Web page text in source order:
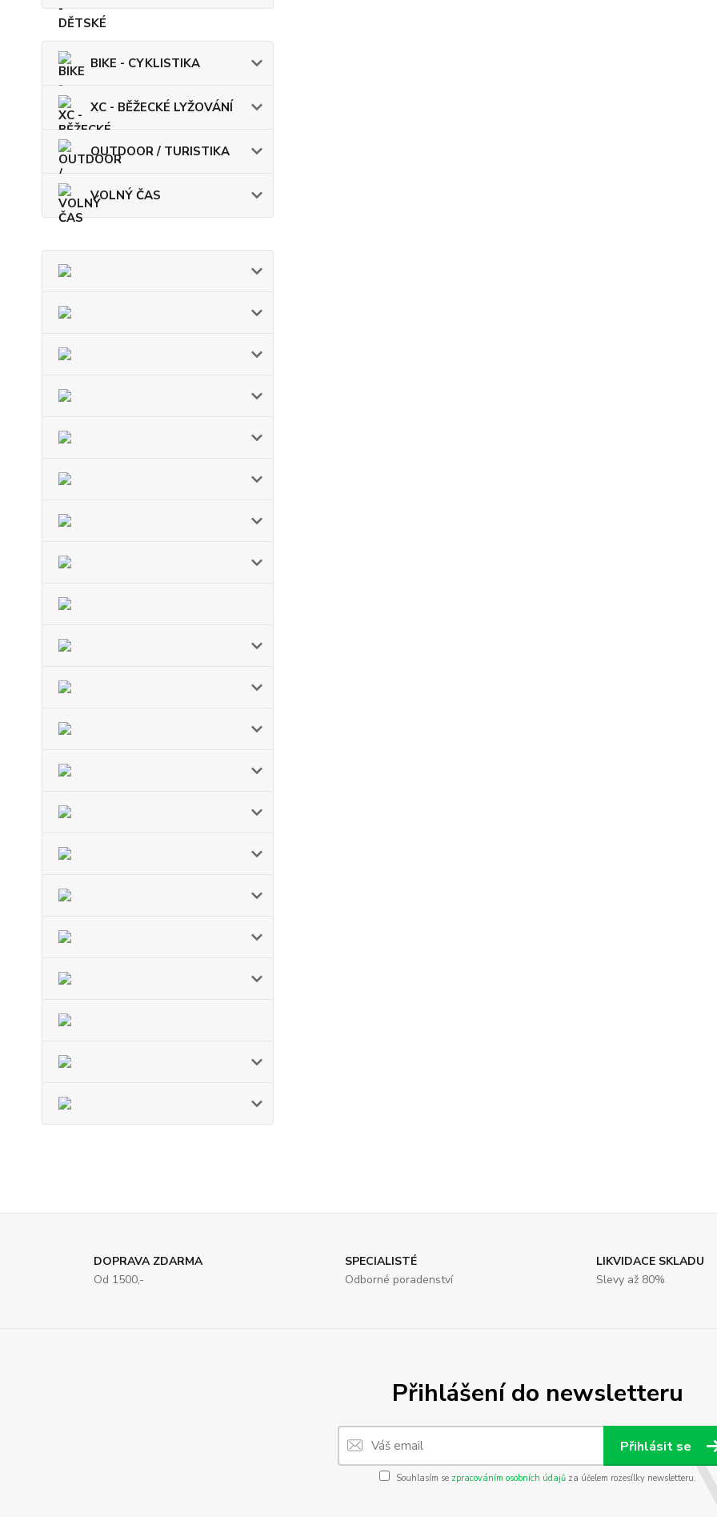
BIKE - CYKLISTIKA
XC - BĚŽECKÉ LYŽOVÁNÍ
OUTDOOR / TURISTIKA
VOLNÝ ČAS
DOPRAVA ZDARMA
Od 1500,-
SPECIALISTÉ
Odborné poradenství
LIKVIDACE SKLADU
Slevy až 80%
Přihlášení do newsletteru
Přihlásit se
Souhlasím se zpracováním osobních údajů za účelem rozesílky newsletteru.